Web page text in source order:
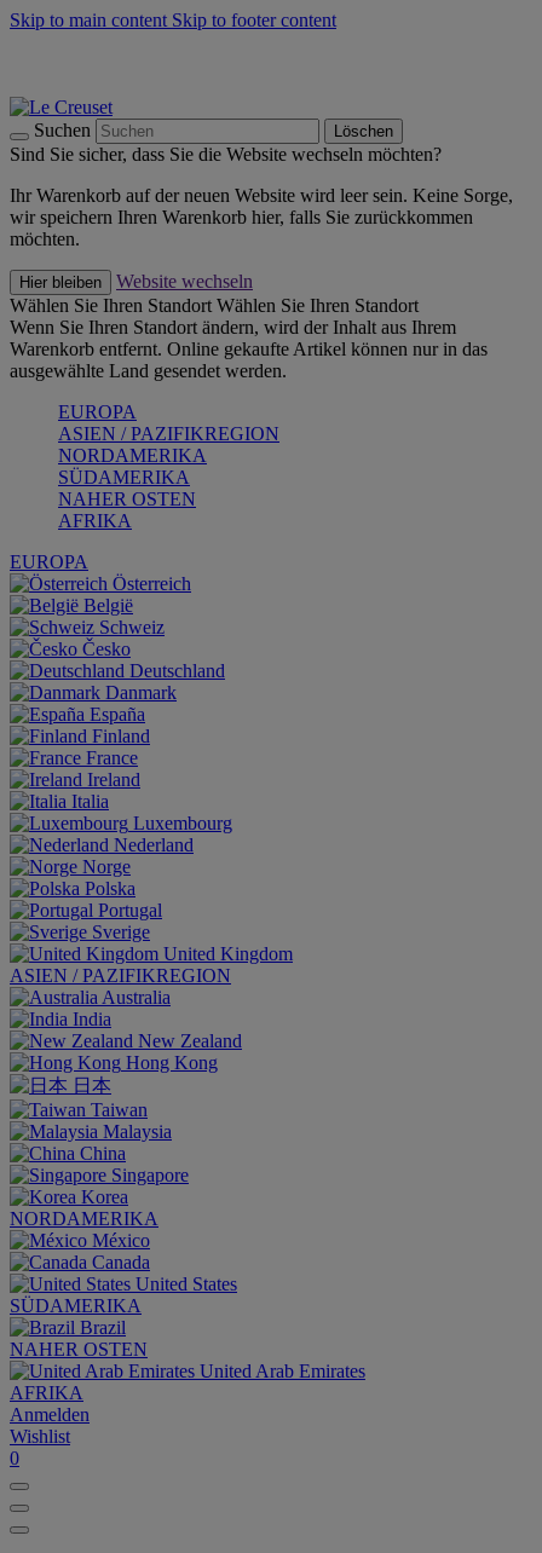
Skip to main content Skip to footer content
Suchen Löschen
Sind Sie sicher, dass Sie die Website wechseln möchten?
Ihr Warenkorb auf der neuen Website wird leer sein. Keine Sorge,
wir speichern Ihren Warenkorb hier, falls Sie zurückkommen
möchten.
Hier bleiben
Website wechseln
Wählen Sie Ihren Standort Wählen Sie Ihren Standort
Wenn Sie Ihren Standort ändern, wird der Inhalt aus Ihrem
Warenkorb entfernt. Online gekaufte Artikel können nur in das
ausgewählte Land gesendet werden.
EUROPA
ASIEN / PAZIFIKREGION
NORDAMERIKA
SÜDAMERIKA
NAHER OSTEN
AFRIKA
EUROPA
Österreich
België
Schweiz
Česko
Deutschland
Danmark
España
Finland
France
Ireland
Italia
Luxembourg
Nederland
Norge
Polska
Portugal
Sverige
United Kingdom
ASIEN / PAZIFIKREGION
Australia
India
New Zealand
Hong Kong
日本
Taiwan
Malaysia
China
Singapore
Korea
NORDAMERIKA
México
Canada
United States
SÜDAMERIKA
Brazil
NAHER OSTEN
United Arab Emirates
AFRIKA
Anmelden
Wishlist
0